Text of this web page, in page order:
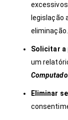
legislação
eliminação.
Solicitar a
um
Eliminar